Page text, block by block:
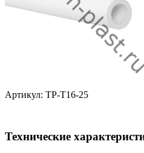
Артикул: TP-T16-25
Технические